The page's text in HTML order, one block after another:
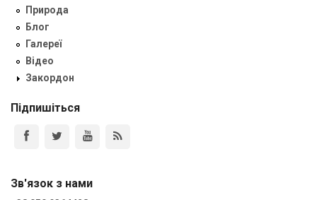
Природа
Блог
Галереї
Відео
Закордон
Підпишіться
Зв'язок з нами